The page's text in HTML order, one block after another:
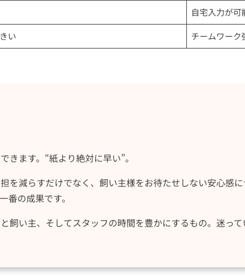
自宅入力が
い チームワーク
きます。“紙より絶対に早い”。
を減らすだけでなく、飼い主様をお待たせしない安心感
番の成果です。
飼い主、そしてスタッフの時間を豊かにするもの。迷っ